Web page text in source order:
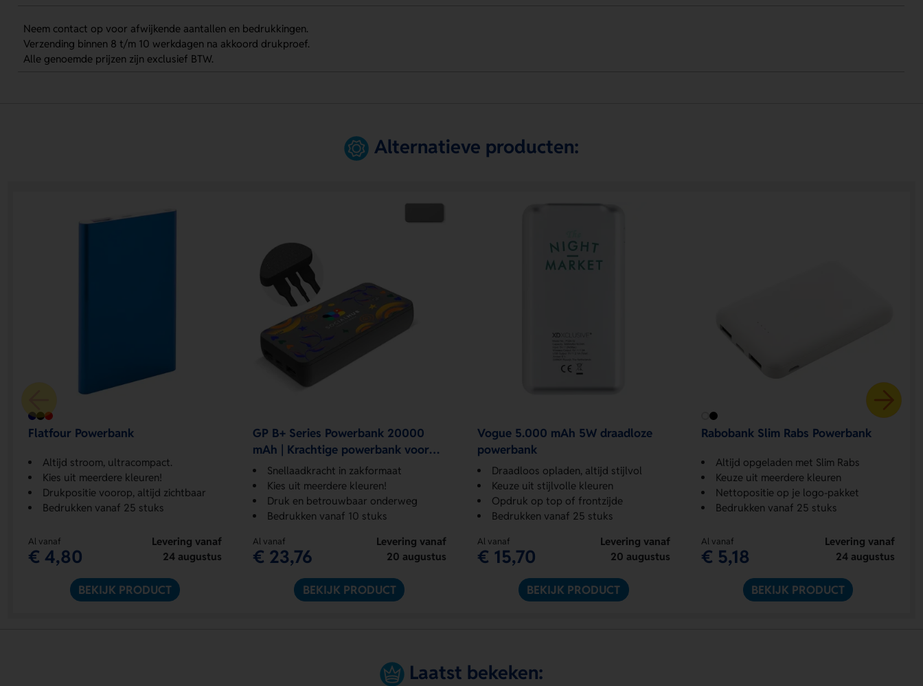
Neem contact op voor afwijkende aantallen en bedrukkingen.
Verzending binnen 8 t/m 10 werkdagen na akkoord drukproef.
Alle genoemde prijzen zijn exclusief BTW.
Alternatieve producten:
Flatfour Powerbank
Altijd stroom, ultracompact.
Kies uit meerdere kleuren!
Drukpositie voorop, altijd zichtbaar
Bedrukken vanaf 25 stuks
Al vanaf
€ 4,80
Levering vanaf
24 augustus
BEKIJK PRODUCT
GP B+ Series Powerbank 20000
mAh | Krachtige powerbank voor
onderweg
Snellaadkracht in zakformaat
Kies uit meerdere kleuren!
Druk en betrouwbaar onderweg
Bedrukken vanaf 10 stuks
Al vanaf
€ 23,76
Levering vanaf
20 augustus
BEKIJK PRODUCT
Vogue 5.000 mAh 5W draadloze
powerbank
Draadloos opladen, altijd stijlvol
Keuze uit stijlvolle kleuren
Opdruk op top of frontzijde
Bedrukken vanaf 25 stuks
Al vanaf
€ 15,70
Levering vanaf
20 augustus
BEKIJK PRODUCT
Rabobank Slim Rabs Powerbank
Altijd opgeladen met Slim Rabs
Keuze uit meerdere kleuren
Nettopositie op je logo-pakket
Bedrukken vanaf 25 stuks
Al vanaf
€ 5,18
Levering vanaf
24 augustus
BEKIJK PRODUCT
Laatst bekeken: